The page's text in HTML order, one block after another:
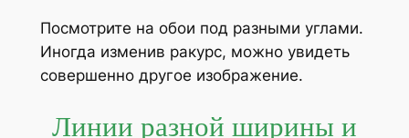
Посмотрите на обои под разными углами.
Иногда изменив ракурс, можно увидеть
совершенно другое изображение.
Линии разной ширины и